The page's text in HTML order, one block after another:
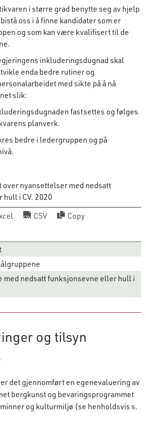
i større grad benytte seg av hjelp
oss i å finne kandidater som er
og som kan være kvalifisert til de
inkluderingsdugnad skal
enda bedre rutiner og
med sikte på å nå
slik:
fastsettes og følges
planverk.
bedre i ledergruppen og på
over nyansettelser med nedsatt
i CV. 2020
CSV
Copy
med nedsatt funksjonsevne eller hull i
og tilsyn
er det gjennomført en egen­evaluering av
bergkunst og bevaringsprogrammet
og kulturmiljø (se henholdsvis s.